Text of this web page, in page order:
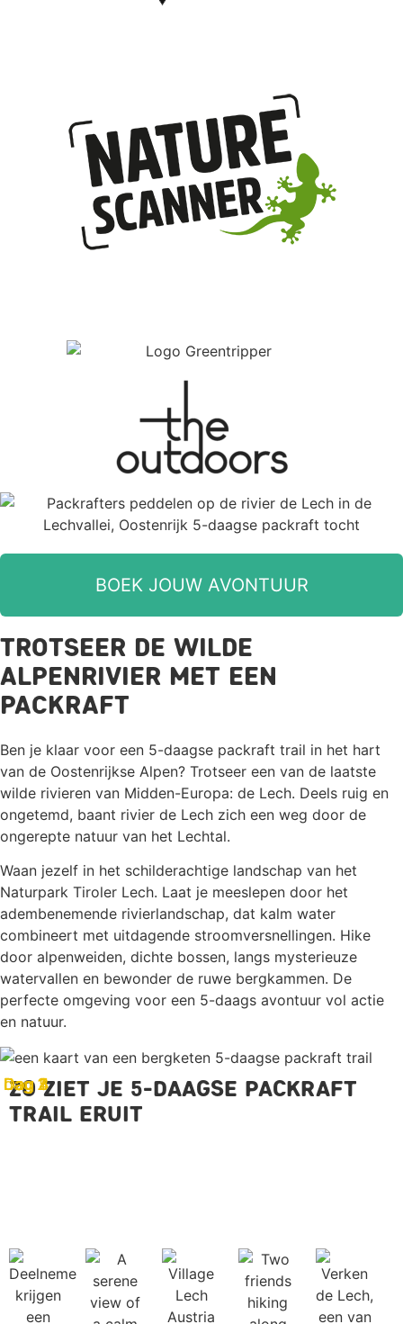
Trotseer de wilde
alpenrivier met een
packraft
Ben je klaar voor een 5-daagse packraft trail in het hart
van de Oostenrijkse Alpen? Trotseer een van de laatste
wilde rivieren van Midden-Europa: de Lech. Deels ruig en
ongetemd, baant rivier de Lech zich een weg door de
ongerepte natuur van het Lechtal.
Waan jezelf in het schilderachtige landschap van het
Naturpark Tiroler Lech. Laat je meeslepen door het
adembenemende rivierlandschap, dat kalm water
combineert met uitdagende stroomversnellingen. Hike
door alpenweiden, dichte bossen, langs mysterieuze
watervallen en bewonder de ruwe bergkammen. De
perfecte omgeving voor een 5-daags avontuur vol actie
en natuur.
BOEK JOUW AVONTUUR
Dag 1
Dag 5
Dag 3
Dag 4
dag 2
Zo ziet je 5-daagse packraft
trail eruit